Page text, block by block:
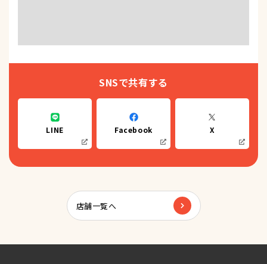
SNSで共有する
LINE Facebook X
店舗一覧へ